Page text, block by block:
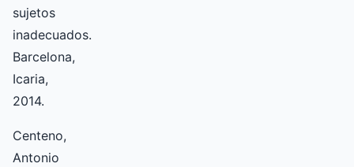
sujetos
inadecuados.
Barcelona,
Icaria,
2014.
Centeno,
Antonio